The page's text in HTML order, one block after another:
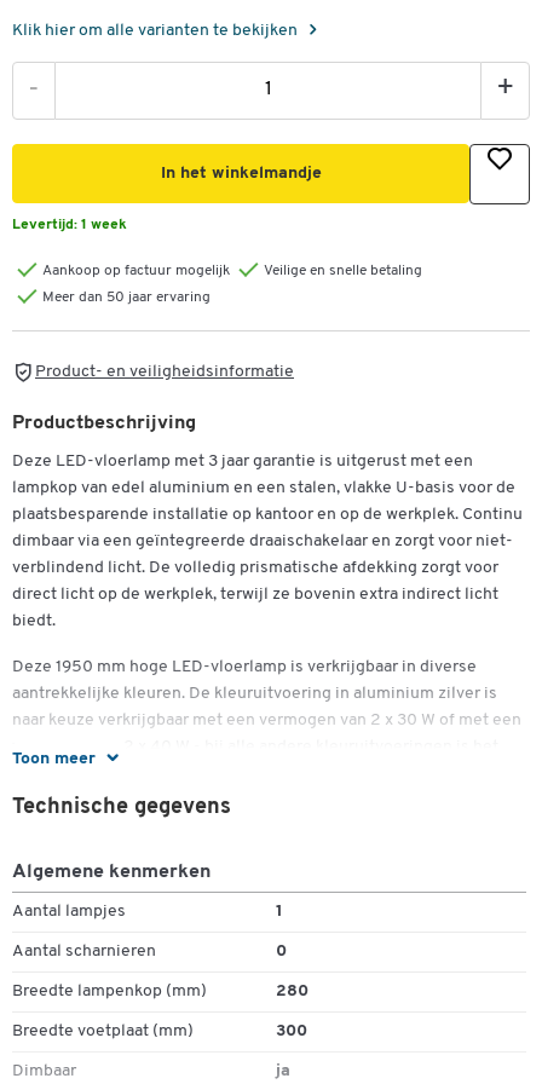
Klik hier om alle varianten te bekijken
- +
In het winkelmandje
Levertijd: 1 week
Aankoop op factuur mogelijk
Veilige en snelle betaling
Meer dan 50 jaar ervaring
Product- en veiligheidsinformatie
Toon meer
Productbeschrijving
Deze LED-vloerlamp met 3 jaar garantie is uitgerust met een
lampkop van edel aluminium en een stalen, vlakke U-basis voor de
plaatsbesparende installatie op kantoor en op de werkplek. Continu
dimbaar via een geïntegreerde draaischakelaar en zorgt voor niet-
verblindend licht. De volledig prismatische afdekking zorgt voor
direct licht op de werkplek, terwijl ze bovenin extra indirect licht
biedt.
Deze 1950 mm hoge LED-vloerlamp is verkrijgbaar in diverse
aantrekkelijke kleuren. De kleuruitvoering in aluminium zilver is
naar keuze verkrijgbaar met een vermogen van 2 x 30 W of met een
(bij 2 x 30 W) of 4000/3800 lumen (bij 2 x 40 W), afhankelijk van
Specificaties:
Traploos en verblindingsvrij dimmen door middel van
geïntegreerde draaischakelaar
Diverse aantrekkelijke kleuren om uit te kiezen
Vermogen: met kleurendesign in aluminium zilver met 2 x 30
Technische gegevens
Algemene kenmerken
Aantal lampjes 1
Aantal scharnieren 0
Breedte lampenkop (mm) 280
Breedte voetplaat (mm) 300
Dimbaar ja